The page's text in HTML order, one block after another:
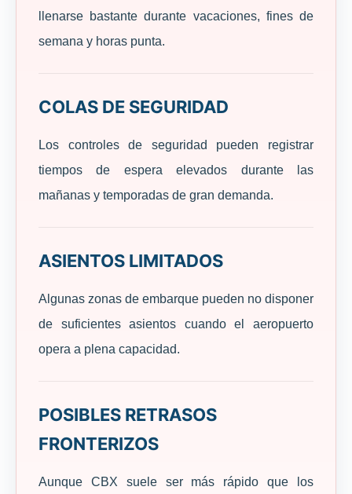
llenarse bastante durante vacaciones, fines de
semana y horas punta.
COLAS DE SEGURIDAD
Los controles de seguridad pueden registrar
tiempos de espera elevados durante las
mañanas y temporadas de gran demanda.
ASIENTOS LIMITADOS
Algunas zonas de embarque pueden no disponer
de suficientes asientos cuando el aeropuerto
opera a plena capacidad.
POSIBLES RETRASOS
FRONTERIZOS
Aunque CBX suele ser más rápido que los